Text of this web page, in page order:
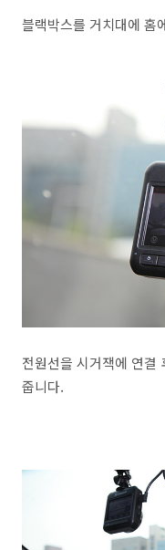
블랙박스를 거치대에 홈
전원선을 시거잭에 연결
줍니다.